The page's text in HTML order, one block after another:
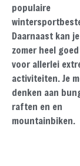
populaire
Daarnaast kan
zomer heel
voor allerlei
activiteiten. Je
denken aan
raften en en
mountainbiken.